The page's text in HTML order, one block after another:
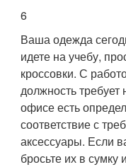
6
Ваша одежда
идете на учебу,
кроссовки. С
должность
офисе есть
соответствие с
аксессуары. Если
бросьте их в сумку